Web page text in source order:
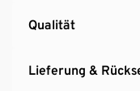
Qualität
Lieferung &